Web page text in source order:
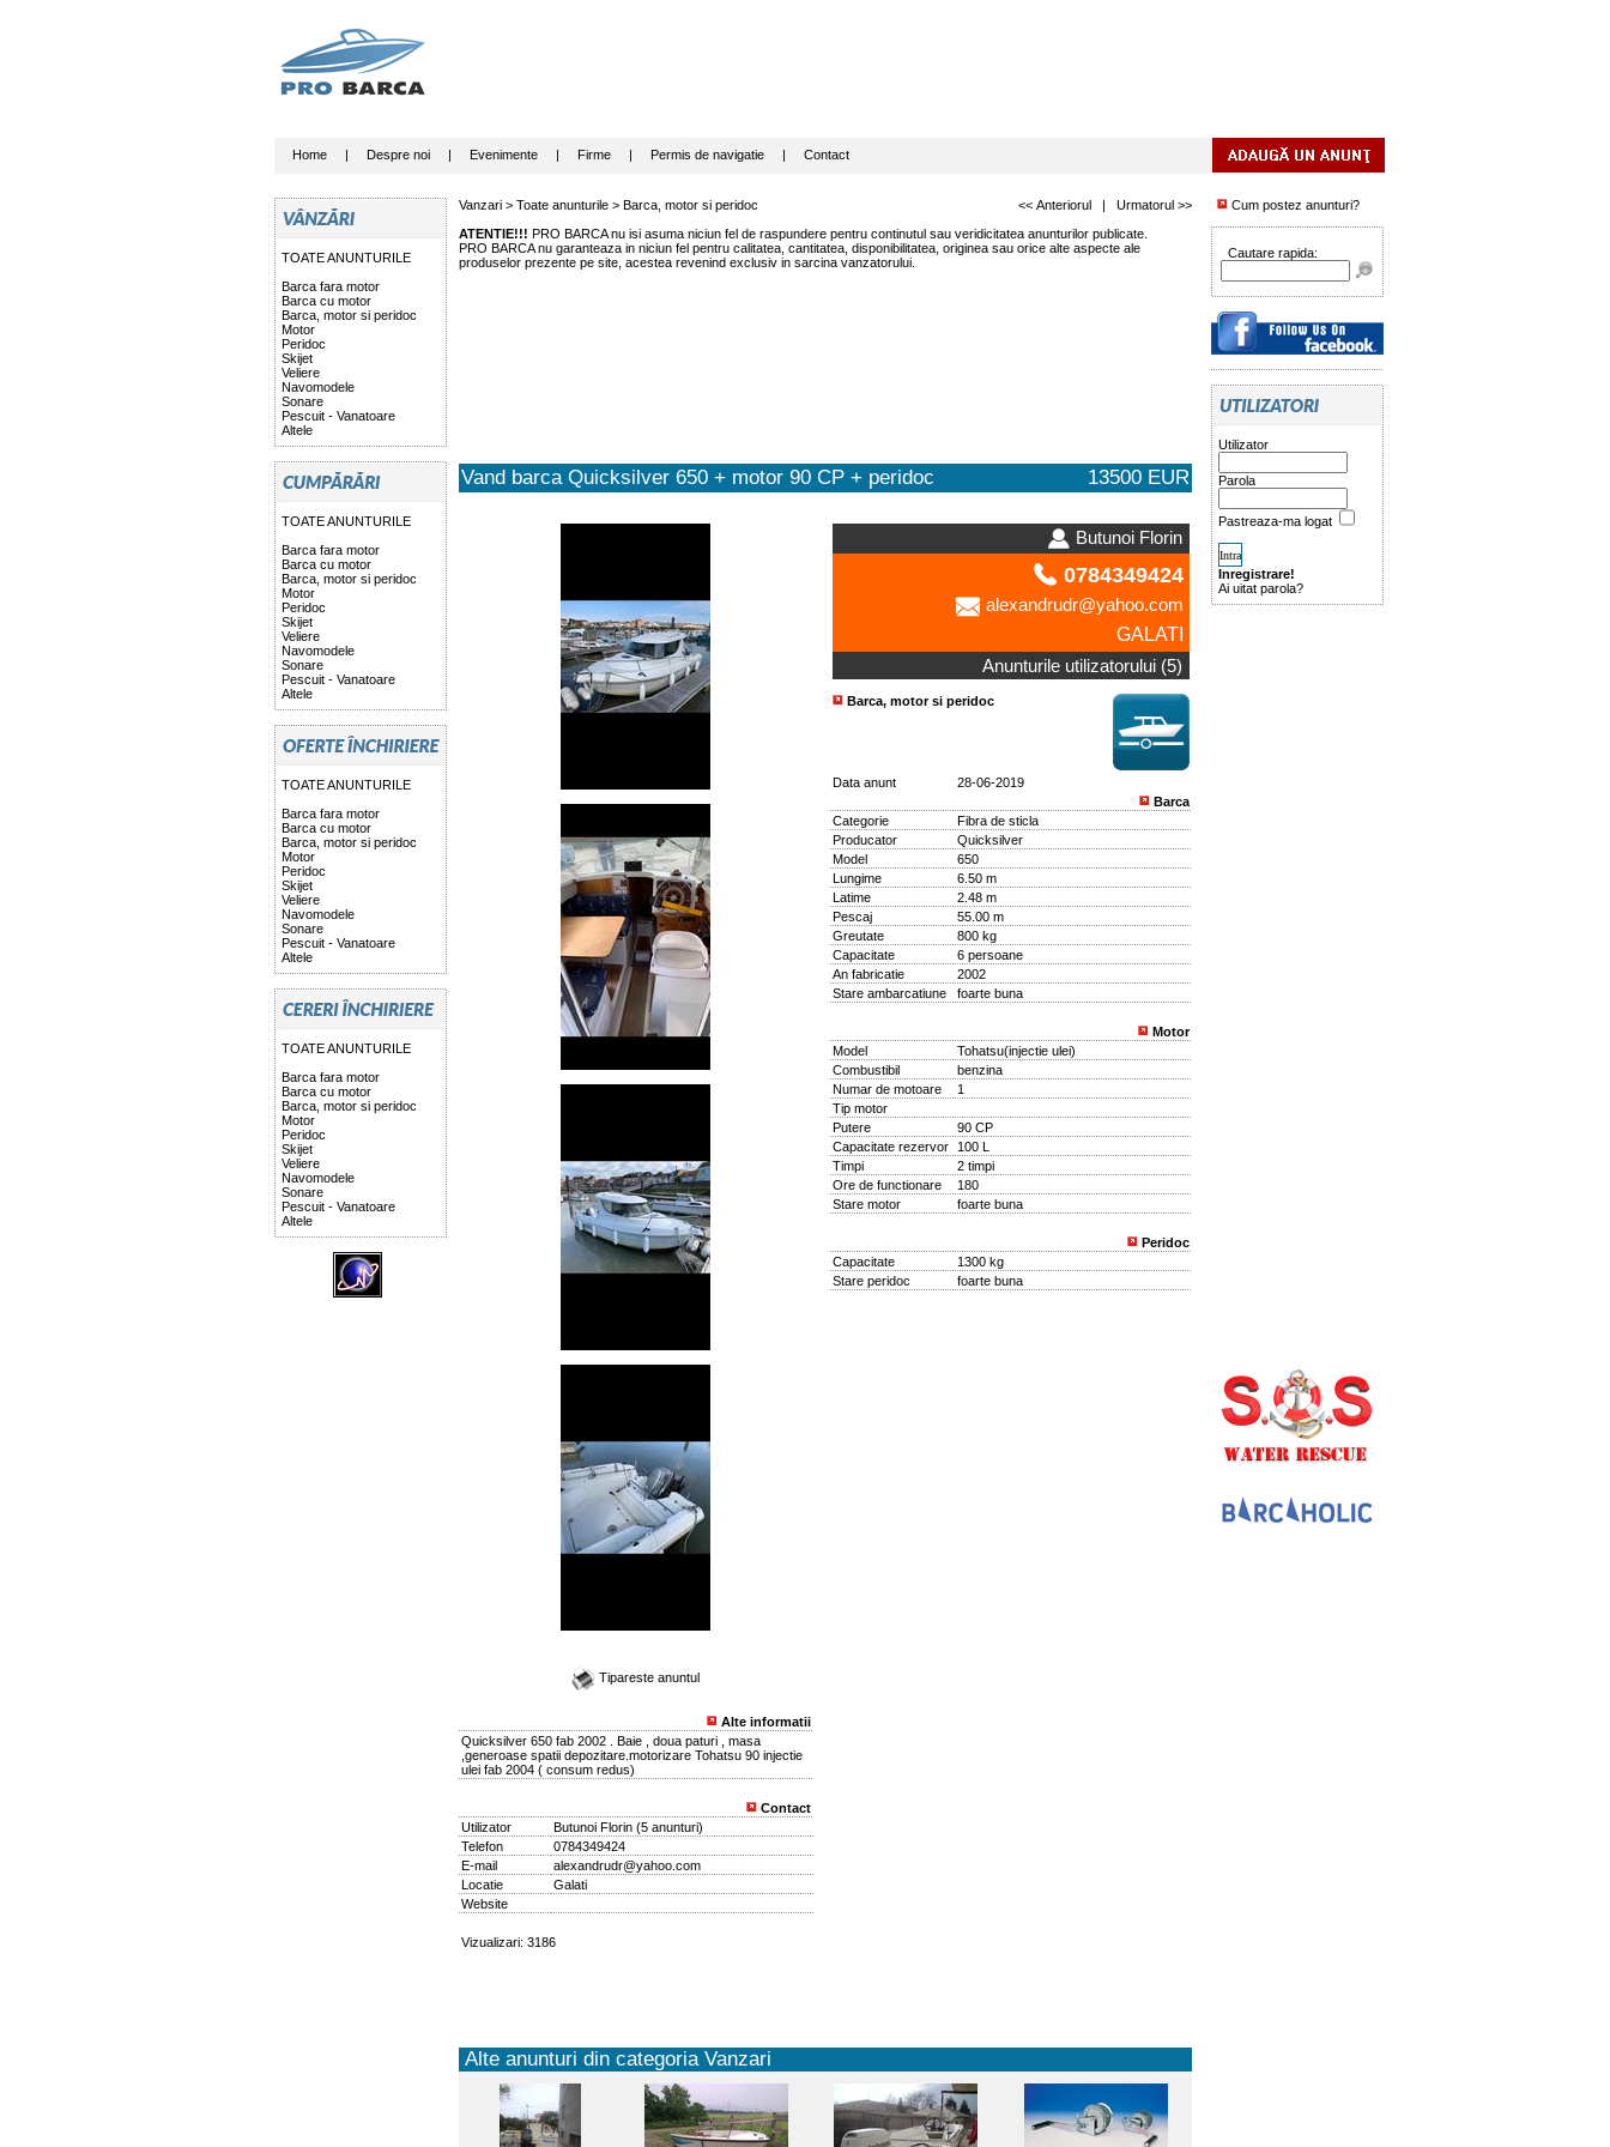
Home| Despre noi| Evenimente| Firme| Permis de navigatie| Contact
TOATE ANUNTURILE
Barca fara motor
Barca cu motor
Barca, motor si peridoc
Motor
Peridoc
Skijet
Veliere
Navomodele
Sonare
Pescuit - Vanatoare
Altele
TOATE ANUNTURILE
Barca fara motor
Barca cu motor
Barca, motor si peridoc
Motor
Peridoc
Skijet
Veliere
Navomodele
Sonare
Pescuit - Vanatoare
Altele
TOATE ANUNTURILE
Barca fara motor
Barca cu motor
Barca, motor si peridoc
Motor
Peridoc
Skijet
Veliere
Navomodele
Sonare
Pescuit - Vanatoare
Altele
TOATE ANUNTURILE
Barca fara motor
Barca cu motor
Barca, motor si peridoc
Motor
Peridoc
Skijet
Veliere
Navomodele
Sonare
Pescuit - Vanatoare
Altele
Vanzari > Toate anunturile> Barca, motor si peridoc << Anteriorul| Urmatorul >>
ATENTIE!!! PRO BARCA nu isi asuma niciun fel de raspundere pentru continutul sau veridicitatea anunturilor publicate.
PRO BARCA nu garanteaza in niciun fel pentru calitatea, cantitatea, disponibilitatea, originea sau orice alte aspecte ale
produselor prezente pe site, acestea revenind exclusiv in sarcina vanzatorului.
Vand barca Quicksilver 650 + motor 90 CP + peridoc 13500 EUR
Tipareste anuntul
Alte informatii
Quicksilver 650 fab 2002 . Baie , doua paturi , masa
,generoase spatii depozitare.motorizare Tohatsu 90 injectie
ulei fab 2004 ( consum redus)
Contact
Utilizator
Butunoi Florin(5 anunturi)
Telefon
0784349424
E-mail
alexandrudr@yahoo.com
Locatie
Galati
Website
Vizualizari: 3186
Butunoi Florin
0784349424
alexandrudr@yahoo.com
GALATI
Anunturile utilizatorului (5)
Barca, motor si peridoc
Data anunt
28-06-2019
Barca
Categorie
Fibra de sticla
Producator
Quicksilver
Model
650
Lungime
6.50 m
Latime
2.48 m
Pescaj
55.00 m
Greutate
800 kg
Capacitate
6 persoane
An fabricatie
2002
Stare ambarcatiune
foarte buna
Motor
Model
Tohatsu(injectie ulei)
Combustibil
benzina
Numar de motoare
1
Tip motor
Putere
90 CP
Capacitate rezervor
100 L
Timpi
2 timpi
Ore de functionare
180
Stare motor
foarte buna
Peridoc
Capacitate
1300 kg
Stare peridoc
foarte buna
Alte anunturi din categoria Vanzari
Cum postez anunturi?
Cautare rapida:
Utilizator
Parola
Pastreaza-ma logat
Inregistrare!
Ai uitat parola?